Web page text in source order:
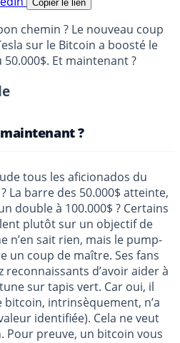
Copier le lien
chemin ? Le nouveau coup
sur le Bitcoin a boosté le
Et maintenant ?
?
tous les aficionados du
La barre des 50.000$ atteinte,
double à 100.000$ ? Certains
plutôt sur un objectif de
n’en sait rien, mais le pump-
un coup de maître. Ses fans
reconnaissants d’avoir aider à
sur tapis vert. Car oui, il
bitcoin, intrinsèquement, n’a
identifiée). Cela ne veut
Pour preuve, un bitcoin vous